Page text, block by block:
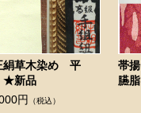
草木染め 平
★新品
円 （税込）
帯
臙